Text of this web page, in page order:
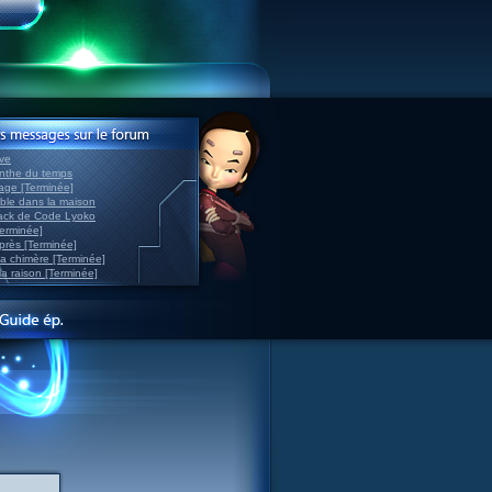
du temps
[Terminée]
dans la maison
de Code Lyoko
[Terminée]
chimère [Terminée]
raison [Terminée]